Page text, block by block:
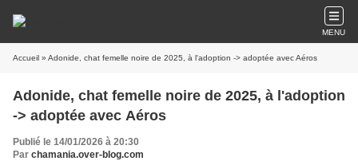
MENU
Accueil » Adonide, chat femelle noire de 2025, à l'adoption -> adoptée avec Aéros
Adonide, chat femelle noire de 2025, à l'adoption
-> adoptée avec Aéros
Publié le 14/01/2026 à 20:30
Par chamania.over-blog.com